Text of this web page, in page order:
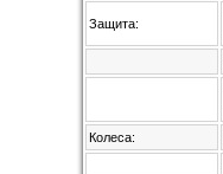
Защита:
Колеса: